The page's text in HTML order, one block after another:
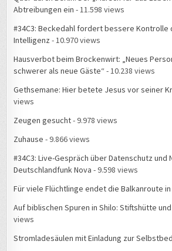
Abtreibungen ein - 11.598 views
#34C3: Beckedahl fordert bessere Kontrolle
Intelligenz - 10.970 views
Hausverbot beim Brockenwirt: „Neues
schwerer als neue Gäste“ - 10.238 views
Gethsemane: Hier betete Jesus vor seiner
views
Zeugen gesucht- 9.978 views
Zuhause - 9.866 views
#34C3: Live-Gespräch über Datenschutz und
Deutschlandfunk Nova - 9.598 views
Für viele Flüchtlinge endet die Balkanroute
Auf biblischen Spuren in Shilo: Stiftshütte
views
Stromladesäulen mit Einladung zur